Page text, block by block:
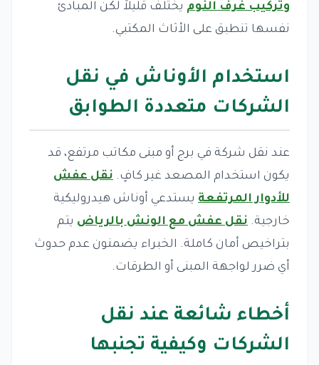
وتركيب غرف النوم يختلف قليلاً لكن المبادئ
نفسها تنطبق على الأثاث المكتبي.
استخدام الأوناش في نقل
الشركات متعددة الطوابق
عند نقل شركة في برج أو مبنى مكاتب مرتفع، قد
يكون استخدام المصعد غير كافٍ. نقل عفش
للأدوار المرتفعة يستدعي أوناش هيدروليكية
خارجية. نقل عفش مع الونش بالرياض يتم
بتراخيص أمان كاملة. الخبراء يضمنون عدم حدوث
أي ضرر لواجهة المبنى أو الطرقات.
أخطاء شائعة عند نقل
الشركات وكيفية تجنبها